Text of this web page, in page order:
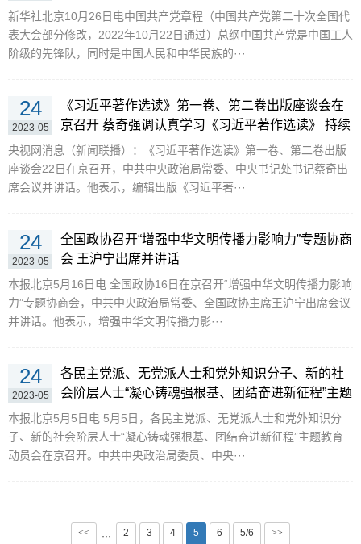
新华社北京10月26日电中国共产党章程（中国共产党第二十次全国代
表大会部分修改，2022年10月22日通过）总纲中国共产党是中国工人
阶级的先锋队，同时是中国人民和中华民族的···
24
2023-05
《习近平著作选读》第一卷、第二卷出版座谈会在
京召开 蔡奇强调认真学习《习近平著作选读》 持续
把习近平新时代中国特色社会主义思想学习宣传贯
彻引向深入
央视网消息（新闻联播）：《习近平著作选读》第一卷、第二卷出版
座谈会22日在京召开，中共中央政治局常委、中央书记处书记蔡奇出
席会议并讲话。他表示，编辑出版《习近平著···
24
2023-05
全国政协召开“增强中华文明传播力影响力”专题协商
会 王沪宁出席并讲话
本报北京5月16日电 全国政协16日在京召开“增强中华文明传播力影响
力”专题协商会，中共中央政治局常委、全国政协主席王沪宁出席会议
并讲话。他表示，增强中华文明传播力影···
24
2023-05
各民主党派、无党派人士和党外知识分子、新的社
会阶层人士“凝心铸魂强根基、团结奋进新征程”主题
教育动员会在京召开 石泰峰出席并讲话
本报北京5月5日电 5月5日，各民主党派、无党派人士和党外知识分
子、新的社会阶层人士“凝心铸魂强根基、团结奋进新征程”主题教育
动员会在京召开。中共中央政治局委员、中央···
<< ··· 2 3 4 5 6 5/6 >>